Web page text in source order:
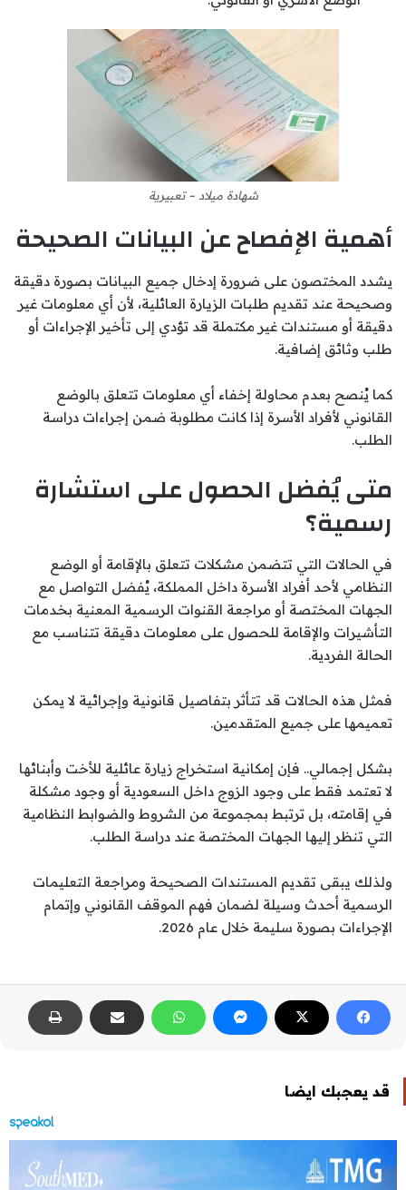
شهادة ميلاد – تعبيرية
أهمية الإفصاح عن البيانات الصحيحة
يشدد المختصون على ضرورة إدخال جميع البيانات بصورة دقيقة
وصحيحة عند تقديم طلبات الزيارة العائلية، لأن أي معلومات غير
دقيقة أو مستندات غير مكتملة قد تؤدي إلى تأخير الإجراءات أو
طلب وثائق إضافية.
كما يُنصح بعدم محاولة إخفاء أي معلومات تتعلق بالوضع
القانوني لأفراد الأسرة إذا كانت مطلوبة ضمن إجراءات دراسة
الطلب.
متى يُفضل الحصول على استشارة
رسمية؟
في الحالات التي تتضمن مشكلات تتعلق بالإقامة أو الوضع
النظامي لأحد أفراد الأسرة داخل المملكة، يُفضل التواصل مع
الجهات المختصة أو مراجعة القنوات الرسمية المعنية بخدمات
التأشيرات والإقامة للحصول على معلومات دقيقة تتناسب مع
الحالة الفردية.
فمثل هذه الحالات قد تتأثر بتفاصيل قانونية وإجرائية لا يمكن
تعميمها على جميع المتقدمين.
بشكل إجمالي.. فإن إمكانية استخراج زيارة عائلية للأخت وأبنائها
لا تعتمد فقط على وجود الزوج داخل السعودية أو وجود مشكلة
في إقامته، بل ترتبط بمجموعة من الشروط والضوابط النظامية
التي تنظر إليها الجهات المختصة عند دراسة الطلب.
ولذلك يبقى تقديم المستندات الصحيحة ومراجعة التعليمات
الرسمية أحدث وسيلة لضمان فهم الموقف القانوني وإتمام
الإجراءات بصورة سليمة خلال عام 2026.
قد يعجبك ايضا